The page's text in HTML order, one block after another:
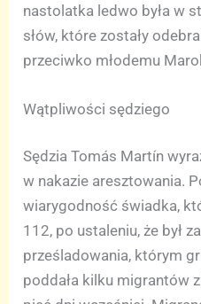
nastolatka ledwo była w
słów, które zostały
przeciwko młodemu
Wątpliwości sędziego
Sędzia Tomás Martín
w nakazie aresztowania.
wiarygodność świadka,
112, po ustaleniu, że był
prześladowania, którym
poddała kilku migrantów